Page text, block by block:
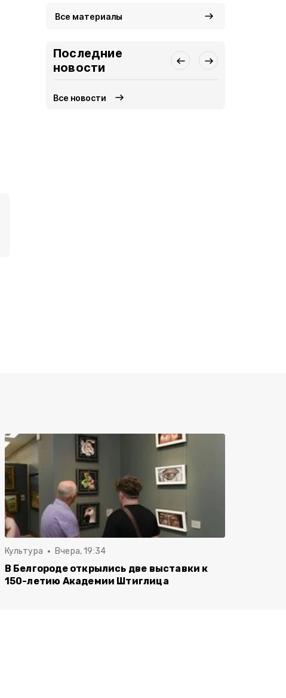
Все материалы
Последние
новости
Все новости
Культура Вчера, 19:34
В Белгороде открылись две выставки к
150-летию Академии Штиглица